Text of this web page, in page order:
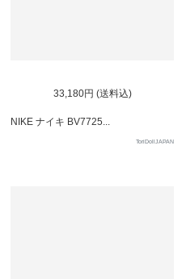
33,180円 (送料込)
NIKE ナイキ BV7725...
ToriDollJAPAN